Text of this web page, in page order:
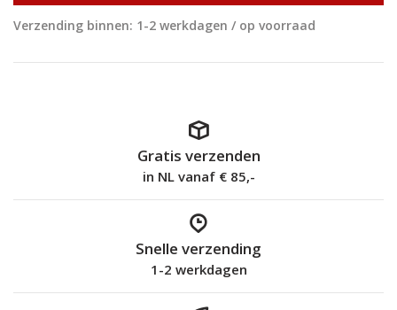
Verzending binnen: 1-2 werkdagen / op voorraad
Gratis verzenden
in NL vanaf € 85,-
Snelle verzending
1-2 werkdagen